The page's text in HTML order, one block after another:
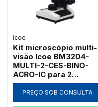
Icoe
Kit microscópio multi-
visão Icoe BM3204-
MULTI-2-CES-BINO-
ACRO-IC para 2
observadores com
campo escuro a seco e
objetivas acromáticas
PREÇO SOB CONSULTA